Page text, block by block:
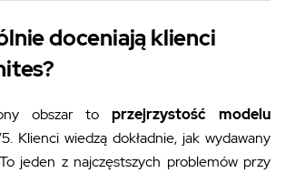
doceniają klienci
obszar toprzejrzystość modelu
Klienci wiedzą dokładnie, jak wydawany
jeden z najczęstszych problemów przy